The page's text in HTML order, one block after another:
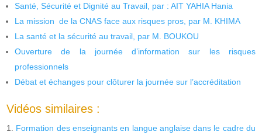
Santé, Sécurité et Dignité au Travail, par : AIT YAHIA Hania
La mission de la CNAS face aux risques pros, par M. KHIMA
La santé et la sécurité au travail, par M. BOUKOU
Ouverture de la journée d’information sur les risques
professionnels
Débat et échanges pour clôturer la journée sur l’accréditation
Vidéos similaires :
Formation des enseignants en langue anglaise dans le cadre du